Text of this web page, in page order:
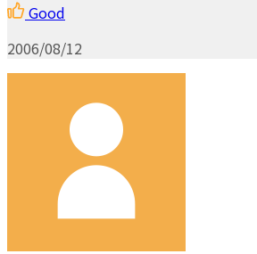
Good
2006/08/12